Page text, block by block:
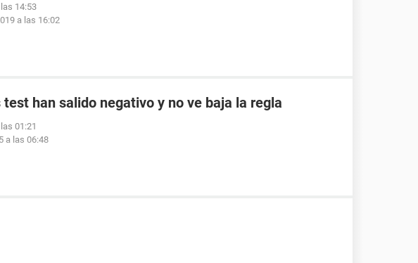
14:53
a las 16:02
test han salido negativo y no ve baja la regla
01:21
a las 06:48